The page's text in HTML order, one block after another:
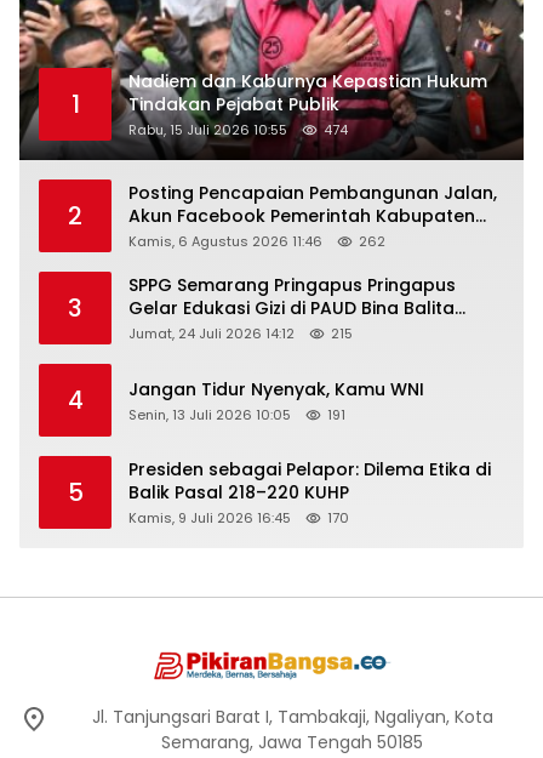
1
Nadiem dan Kaburnya Kepastian Hukum
Tindakan Pejabat Publik
Rabu, 15 Juli 2026 10:55 474
2
Posting Pencapaian Pembangunan Jalan,
Akun Facebook Pemerintah Kabupaten
Rembang “Dirujak” Warganet
Kamis, 6 Agustus 2026 11:46 262
3
SPPG Semarang Pringapus Pringapus
Gelar Edukasi Gizi di PAUD Bina Balita
Peringati Hari Anak Nasional 2026
Jumat, 24 Juli 2026 14:12 215
4 Jangan Tidur Nyenyak, Kamu WNI
Senin, 13 Juli 2026 10:05 191
5
Presiden sebagai Pelapor: Dilema Etika di
Balik Pasal 218–220 KUHP
Kamis, 9 Juli 2026 16:45 170
Jl. Tanjungsari Barat I, Tambakaji, Ngaliyan, Kota
Semarang, Jawa Tengah 50185